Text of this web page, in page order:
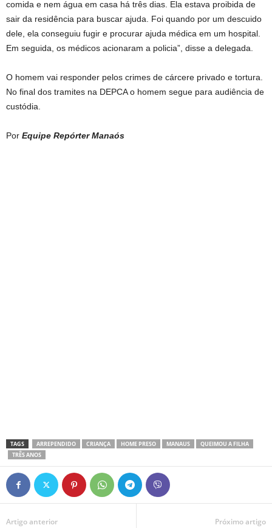
comida e nem água em casa há três dias. Ela estava proibida de
sair da residência para buscar ajuda. Foi quando por um descuido
dele, ela conseguiu fugir e procurar ajuda médica em um hospital.
Em seguida, os médicos acionaram a policia”, disse a delegada.
O homem vai responder pelos crimes de cárcere privado e tortura.
No final dos tramites na DEPCA o homem segue para audiência de
custódia.
Por Equipe Repórter Manaós
TAGS ARREPENDIDO CRIANÇA HOME PRESO MANAUS
QUEIMOU A FILHA
TRÊS ANOS
Artigo anterior Próximo artigo